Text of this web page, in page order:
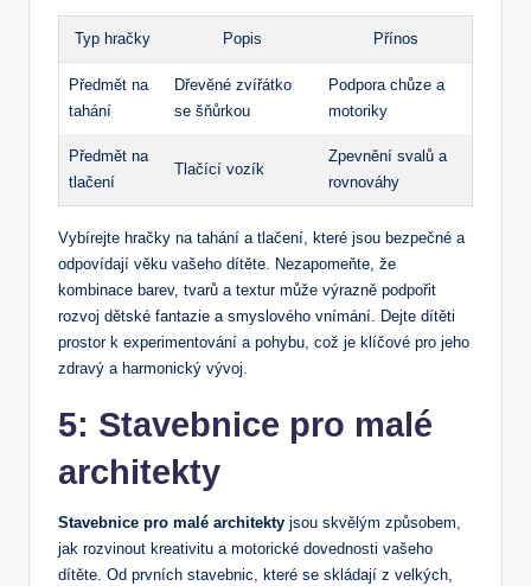
Typ hračky Popis Přínos
Předmět na
⁢tahání
Dřevěné zvířátko
se ⁤šňůrkou
Podpora chůze a ​
motoriky
Předmět na
tlačení
Tlačící⁤ vozík
Zpevnění svalů ‌a
rovnováhy
Vybírejte hračky na tahání a tlačení, které jsou‌ bezpečné a
odpovídají⁣ věku vašeho dítěte. Nezapomeňte, že
kombinace barev, tvarů a​ textur může výrazně ⁣podpořit
rozvoj dětské fantazie a smyslového vnímání.⁣ Dejte dítěti⁣
prostor k experimentování‌ a pohybu, což je klíčové pro jeho
zdravý a harmonický vývoj.
5: Stavebnice pro​ malé
architekty
Stavebnice pro malé architekty jsou skvělým způsobem, ​
jak rozvinout ‌kreativitu a motorické dovednosti ⁣vašeho
dítěte. Od prvních‍ stavebnic, které se⁤ skládají z velkých,